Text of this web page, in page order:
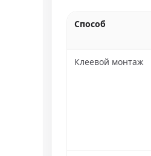
Способ
Клеевой монтаж